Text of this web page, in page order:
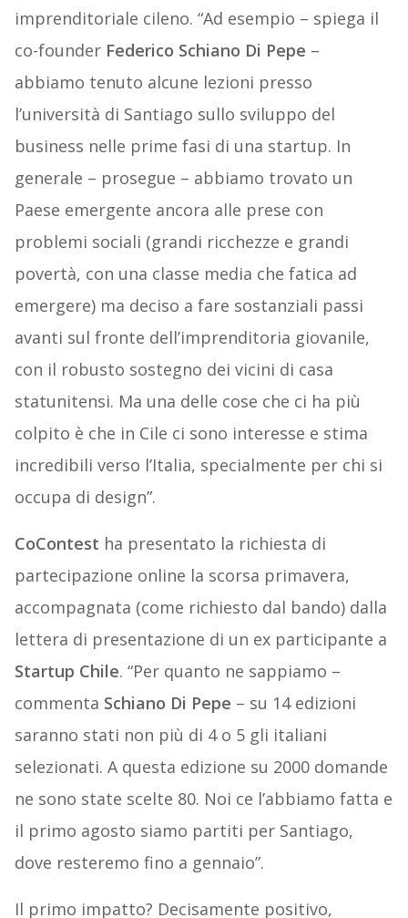
imprenditoriale cileno. “Ad esempio – spiega il
co-founder Federico Schiano Di Pepe –
abbiamo tenuto alcune lezioni presso
l’università di Santiago sullo sviluppo del
business nelle prime fasi di una startup. In
generale – prosegue – abbiamo trovato un
Paese emergente ancora alle prese con
problemi sociali (grandi ricchezze e grandi
povertà, con una classe media che fatica ad
emergere) ma deciso a fare sostanziali passi
avanti sul fronte dell’imprenditoria giovanile,
con il robusto sostegno dei vicini di casa
statunitensi. Ma una delle cose che ci ha più
colpito è che in Cile ci sono interesse e stima
incredibili verso l’Italia, specialmente per chi si
occupa di design”.
CoContest ha presentato la richiesta di
partecipazione online la scorsa primavera,
accompagnata (come richiesto dal bando) dalla
lettera di presentazione di un ex participante a
Startup Chile. “Per quanto ne sappiamo –
commenta Schiano Di Pepe – su 14 edizioni
saranno stati non più di 4 o 5 gli italiani
selezionati. A questa edizione su 2000 domande
ne sono state scelte 80. Noi ce l’abbiamo fatta e
il primo agosto siamo partiti per Santiago,
dove resteremo fino a gennaio”.
Il primo impatto? Decisamente positivo,